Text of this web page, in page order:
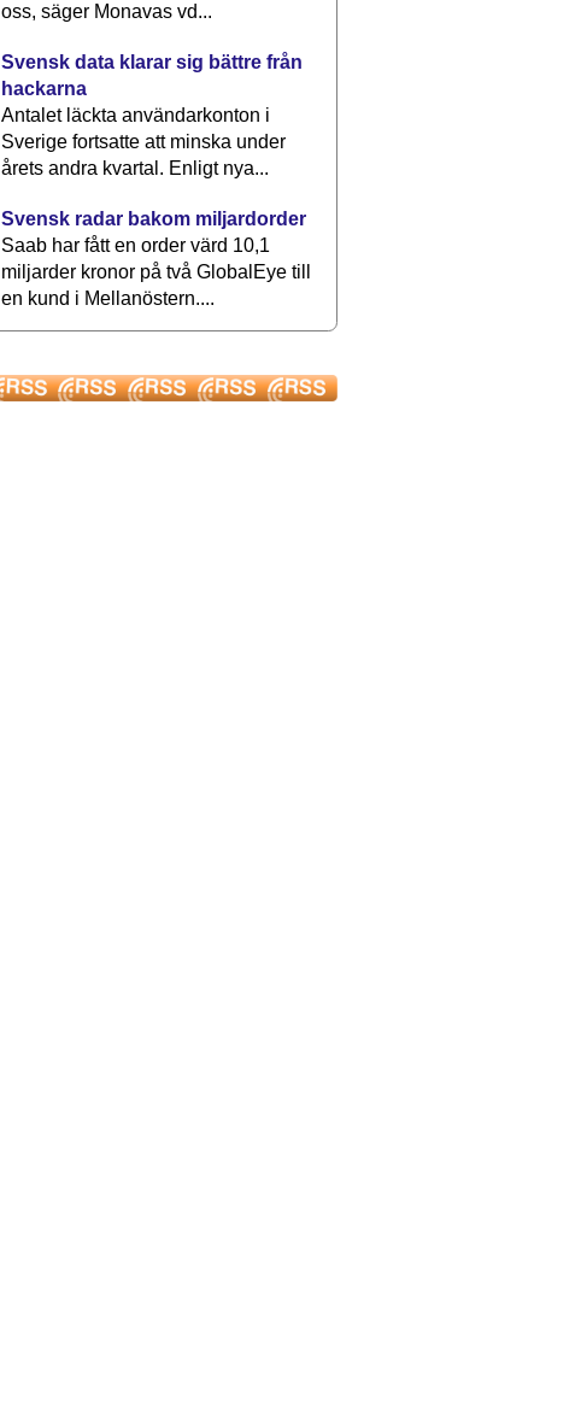
oss, säger Monavas vd...
Svensk data klarar sig bättre från
hackarna
Antalet läckta användarkonton i
Sverige fortsatte att minska under
årets andra kvartal. Enligt nya...
Svensk radar bakom miljardorder
Saab har fått en order värd 10,1
miljarder kronor på två GlobalEye till
en kund i Mellanöstern....